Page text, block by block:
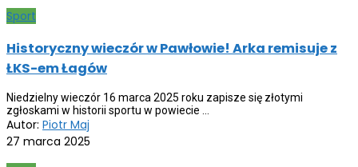
Sport
Historyczny wieczór w Pawłowie! Arka remisuje z
ŁKS-em Łagów
Niedzielny wieczór 16 marca 2025 roku zapisze się złotymi
zgłoskami w historii sportu w powiecie ...
Autor: Piotr Maj
27 marca 2025